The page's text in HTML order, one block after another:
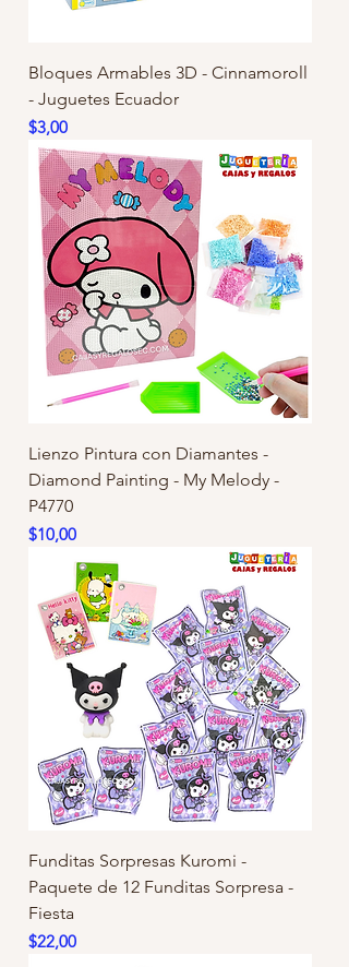
Bloques Armables 3D - Cinnamoroll
- Juguetes Ecuador
Precio
$3,00
Lienzo Pintura con Diamantes -
Diamond Painting - My Melody -
P4770
Precio
$10,00
Funditas Sorpresas Kuromi -
Paquete de 12 Funditas Sorpresa -
Fiesta
Precio
$22,00